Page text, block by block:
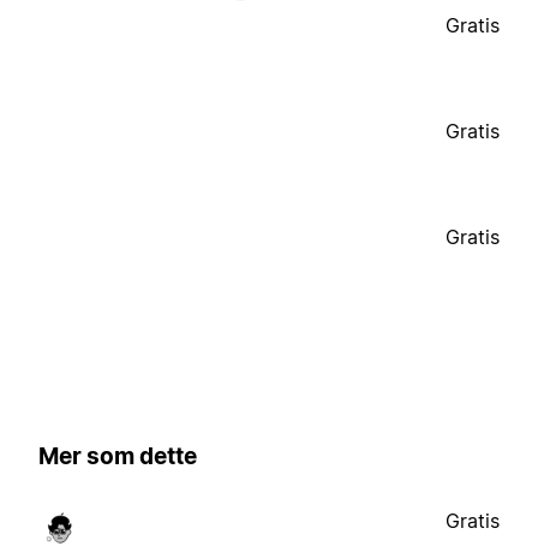
Gratis
Gratis
Gratis
Mer som dette
Gratis